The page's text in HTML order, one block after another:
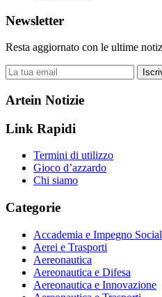
Newsletter
Resta aggiornato con le ultime
Artein Notizie
Link Rapidi
Termini di utilizzo
Gioco d’azzardo
Chi siamo
Categorie
Accademia e Impegno
Aerei e Trasporti
Aereonautica
Aereonautica e Difesa
Aereonautica e Innovazione